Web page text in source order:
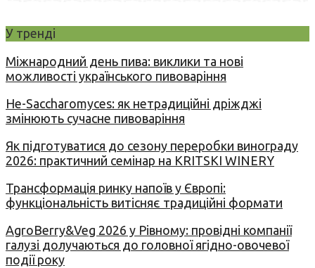
У тренді
Міжнародний день пива: виклики та нові
можливості українського пивоваріння
Не-Saccharomyces: як нетрадиційні дріжджі
змінюють сучасне пивоваріння
Як підготуватися до сезону переробки винограду
2026: практичний семінар на KRITSKI WINERY
Трансформація ринку напоїв у Європі:
функціональність витісняє традиційні формати
AgroBerry&Veg 2026 у Рівному: провідні компанії
галузі долучаються до головної ягідно-овочевої
події року